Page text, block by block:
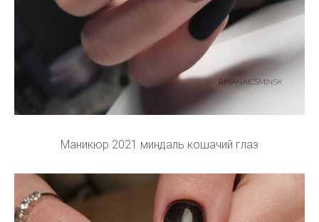
Маникюр 2021 миндаль кошачий глаз